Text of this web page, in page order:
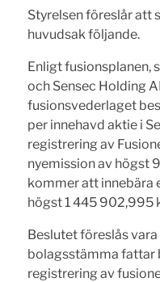
Styrelsen föreslår att
huvudsak följande.
Enligt fusionsplanen,
och Sensec Holding
fusionsvederlaget
per innehavd aktie i
registrering av
nyemission av högst
kommer att innebära
högst 1 445 902,995
Beslutet föreslås
bolagsstämma fattar
registrering av